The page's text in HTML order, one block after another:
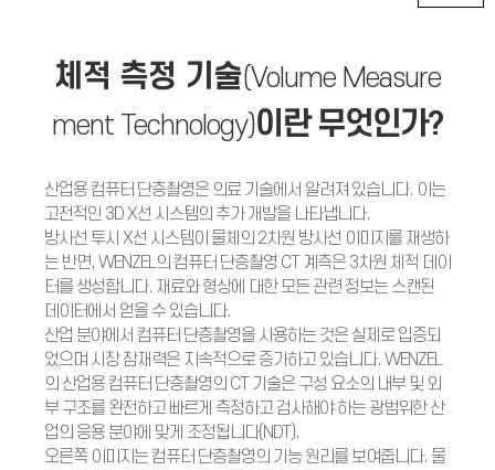
체적 측정 기술(Volume Measure
ment Technology)이란 무엇인가?
산업용 컴퓨터 단층촬영은 의료 기술에서 알려져 있습니다. 이는
고전적인 3D X선 시스템의 추가 개발을 나타냅니다.
방사선 투시 X선 시스템이 물체의 2차원 방사선 이미지를 재생하
는 반면, WENZEL의 컴퓨터 단층촬영 CT 계측은 3차원 체적 데이
터를 생성합니다. 재료와 형상에 대한 모든 관련 정보는 스캔된
데이터에서 얻을 수 있습니다.
산업 분야에서 컴퓨터 단층촬영을 사용하는 것은 실제로 입증되
었으며 시장 잠재력은 지속적으로 증가하고 있습니다. WENZEL
의 산업용 컴퓨터 단층촬영의 CT 기술은 구성 요소의 내부 및 외
부 구조를 완전하고 빠르게 측정하고 검사해야 하는 광범위한 산
업의 응용 분야에 맞게 조정됩니다(NDT).
오른쪽 이미지는 컴퓨터 단층촬영의 기능 원리를 보여줍니다. 물